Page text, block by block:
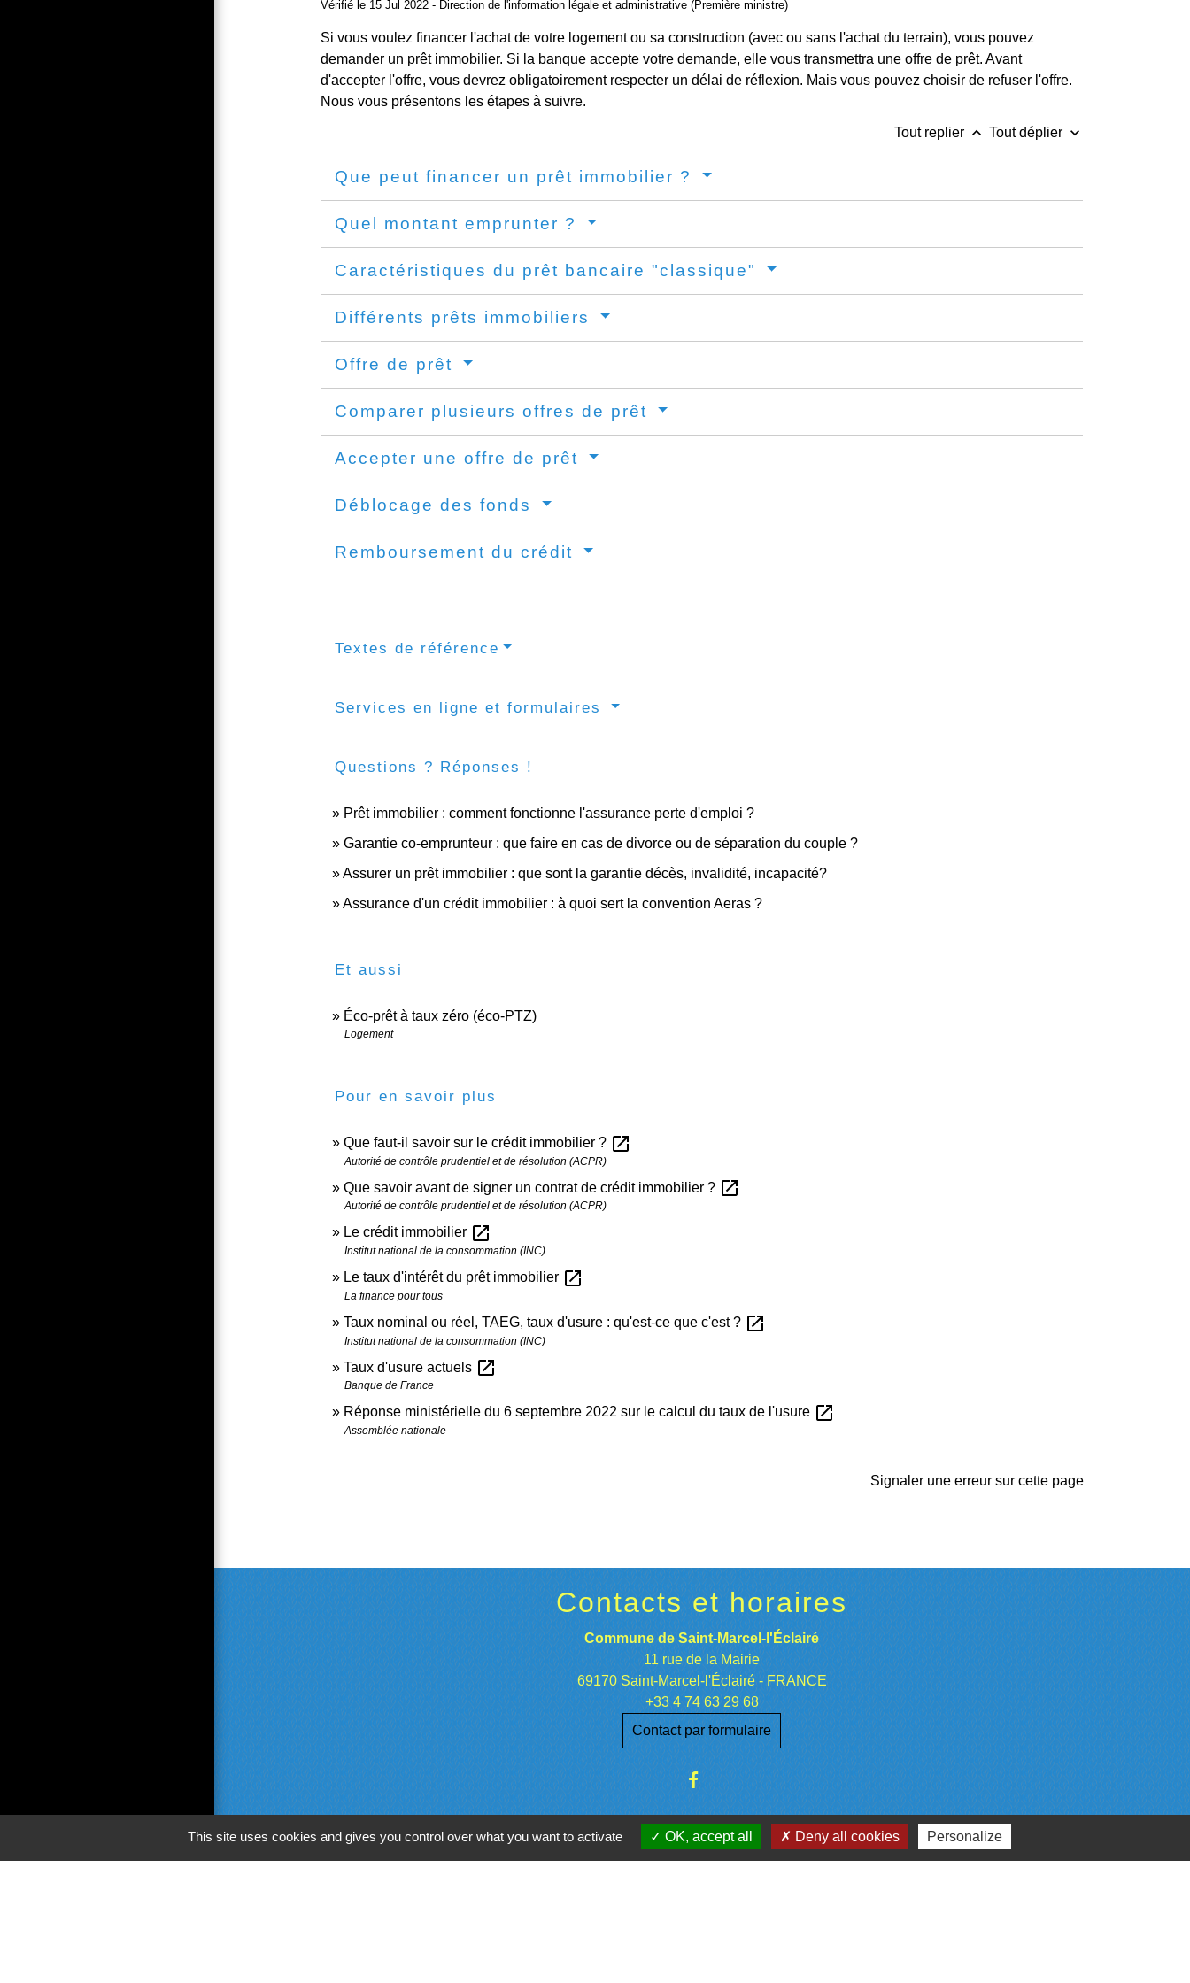
Vérifié le 15 Jul 2022 - Direction de l'information légale et administrative (Première ministre)
Si vous voulez financer l'achat de votre logement ou sa construction (avec ou sans l'achat du terrain), vous pouvez
demander un prêt immobilier. Si la banque accepte votre demande, elle vous transmettra une offre de prêt. Avant
d'accepter l'offre, vous devrez obligatoirement respecter un délai de réflexion. Mais vous pouvez choisir de refuser l'offre.
Nous vous présentons les étapes à suivre.
Tout replier keyboard_arrow_up Tout déplier keyboard_arrow_down
Que peut financer un prêt immobilier ?
Quel montant emprunter ?
Caractéristiques du prêt bancaire "classique"
Différents prêts immobiliers
Offre de prêt
Comparer plusieurs offres de prêt
Accepter une offre de prêt
Déblocage des fonds
Remboursement du crédit
Textes de référence
Services en ligne et formulaires
Questions ? Réponses !
Prêt immobilier : comment fonctionne l'assurance perte d'emploi ?
Garantie co-emprunteur : que faire en cas de divorce ou de séparation du couple ?
Assurer un prêt immobilier : que sont la garantie décès, invalidité, incapacité?
Assurance d'un crédit immobilier : à quoi sert la convention Aeras ?
Et aussi
Éco-prêt à taux zéro (éco-PTZ)
Logement
Pour en savoir plus
Que faut-il savoir sur le crédit immobilier ? open_in_new
Autorité de contrôle prudentiel et de résolution (ACPR)
Que savoir avant de signer un contrat de crédit immobilier ? open_in_new
Autorité de contrôle prudentiel et de résolution (ACPR)
Le crédit immobilier open_in_new
Institut national de la consommation (INC)
Le taux d'intérêt du prêt immobilier open_in_new
La finance pour tous
Taux nominal ou réel, TAEG, taux d'usure : qu'est-ce que c'est ? open_in_new
Institut national de la consommation (INC)
Taux d'usure actuels open_in_new
Banque de France
Réponse ministérielle du 6 septembre 2022 sur le calcul du taux de l'usure open_in_new
Assemblée nationale
Signaler une erreur sur cette page
Contacts et horaires
Commune de Saint-Marcel-l'Éclairé
11 rue de la Mairie
69170 Saint-Marcel-l'Éclairé - FRANCE
+33 4 74 63 29 68
Contact par formulaire
This site uses cookies and gives you control over what you want to activate OK, accept all Deny all cookies Personalize